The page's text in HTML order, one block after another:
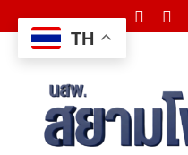
to
content
TH